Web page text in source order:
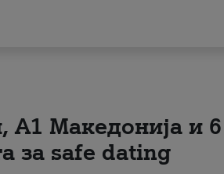
A1 Македонија и
за safe dating